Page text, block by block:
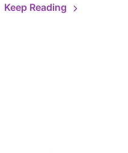
Keep Reading